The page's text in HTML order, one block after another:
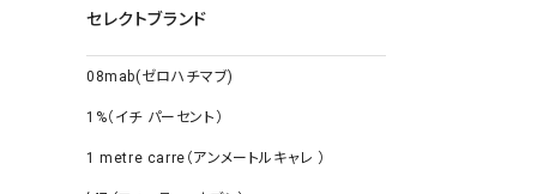
セレクトブランド
08mab(ゼロハチマブ)
1%（イチ パーセント）
1 metre carre（アンメートルキャレ ）